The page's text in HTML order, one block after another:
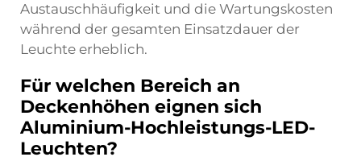
Austauschhäufigkeit und die Wartungskosten
während der gesamten Einsatzdauer der
Leuchte erheblich.
Für welchen Bereich an
Deckenhöhen eignen sich
Aluminium-Hochleistungs-LED-
Leuchten?